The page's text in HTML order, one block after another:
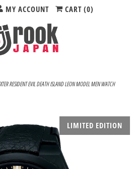
MY ACCOUNT CART (0)
RESIDENT EVIL DEATH ISLAND LEON MODEL MEN WATCH
LIMITED EDITION